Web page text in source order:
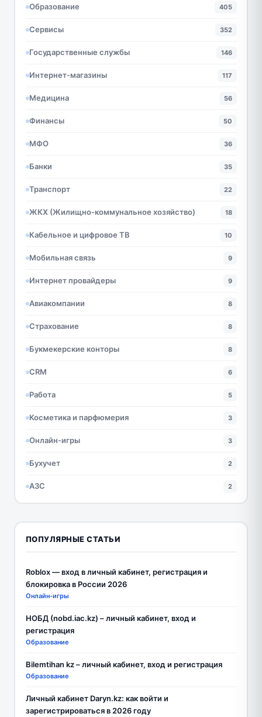
Образование 405
Сервисы 352
Государственные службы 146
Интернет-магазины 117
Медицина 56
Финансы 50
МФО 36
Банки 35
Транспорт 22
ЖКХ (Жилищно-коммунальное хозяйство) 18
Кабельное и цифровое ТВ 10
Мобильная связь 9
Интернет провайдеры 9
Авиакомпании 8
Страхование 8
Букмекерские конторы 8
CRM 6
Работа 5
Косметика и парфюмерия 3
Онлайн-игры 3
Бухучет 2
АЗС 2
ПОПУЛЯРНЫЕ СТАТЬИ
Roblox — вход в личный кабинет, регистрация и
блокировка в России 2026
Онлайн-игры
НОБД (nobd.iac.kz) – личный кабинет, вход и
регистрация
Образование
Bilemtihan kz – личный кабинет, вход и регистрация
Образование
Личный кабинет Daryn.kz: как войти и
зарегистрироваться в 2026 году